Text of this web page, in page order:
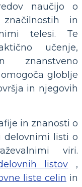
naučijo o
in
telesi. Te
učenje,
znanstveno
globlje
in njegovih
in znanosti o
delovnimi listi o
viri.
listov ,
liste celin in